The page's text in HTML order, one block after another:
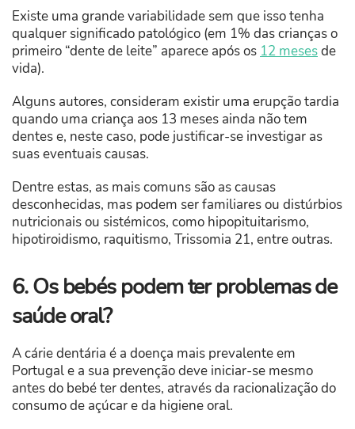
Existe uma grande variabilidade sem que isso tenha
qualquer significado patológico (em 1% das crianças o
primeiro “dente de leite” aparece após os 12 mesesde
vida).
Alguns autores, consideram existir uma erupção tardia
quando uma criança aos 13 meses ainda não tem
dentes e, neste caso, pode justificar-se investigar as
suas eventuais causas.
Dentre estas, as mais comuns são as causas
desconhecidas, mas podem ser familiares ou distúrbios
nutricionais ou sistémicos, como hipopituitarismo,
hipotiroidismo, raquitismo, Trissomia 21, entre outras.
6. Os bebés podem ter problemas de
saúde oral?
A cárie dentária é a doença mais prevalente em
Portugal e a sua prevenção deve iniciar-se mesmo
antes do bebé ter dentes, através da racionalização do
consumo de açúcar e da higiene oral.